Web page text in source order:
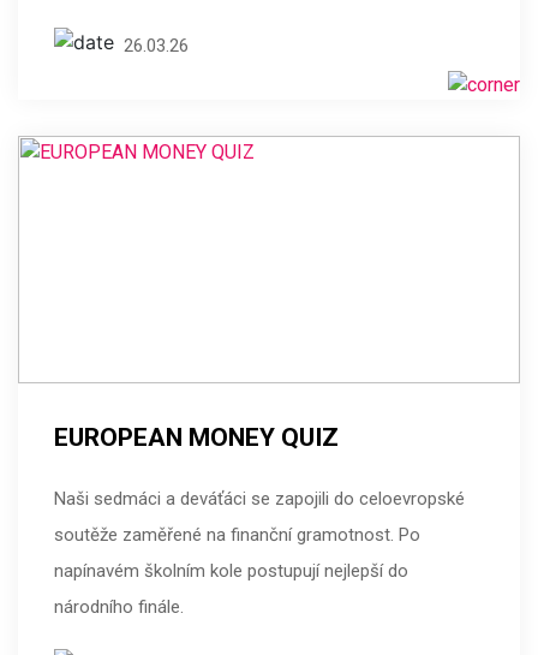
26.03.26
EUROPEAN MONEY QUIZ
Naši sedmáci a deváťáci se zapojili do celoevropské
soutěže zaměřené na finanční gramotnost. Po
napínavém školním kole postupují nejlepší do
národního finále.